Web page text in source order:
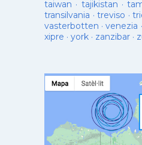
taiwan · tajikistan ·
transilvania ·treviso ·
vasterbotten ·venezia ·
xipre · york · zanzibar ·